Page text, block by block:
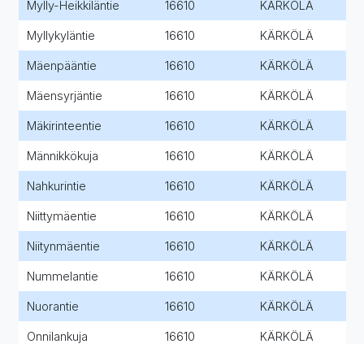
Mylly-Heikkiläntie 16610 KÄRKÖLÄ
Myllykyläntie 16610 KÄRKÖLÄ
Mäenpääntie 16610 KÄRKÖLÄ
Mäensyrjäntie 16610 KÄRKÖLÄ
Mäkirinteentie 16610 KÄRKÖLÄ
Männikkökuja 16610 KÄRKÖLÄ
Nahkurintie 16610 KÄRKÖLÄ
Niittymäentie 16610 KÄRKÖLÄ
Niitynmäentie 16610 KÄRKÖLÄ
Nummelantie 16610 KÄRKÖLÄ
Nuorantie 16610 KÄRKÖLÄ
Onnilankuja 16610 KÄRKÖLÄ